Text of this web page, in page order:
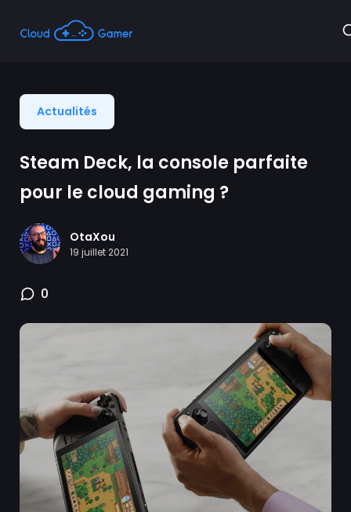
Actualités
Steam Deck, la console parfaite
pour le cloud gaming ?
OtaXou
19 juillet 2021
0